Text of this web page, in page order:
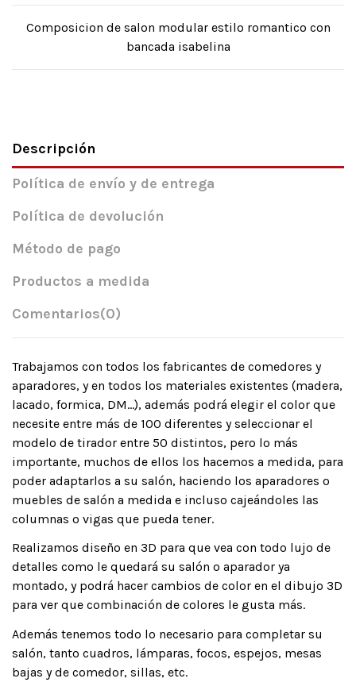
Composicion de salon modular estilo romantico con
bancada isabelina
Descripción
Política de envío y de entrega
Política de devolución
Método de pago
Productos a medida
Comentarios(0)
Trabajamos con todos los fabricantes de comedores y
aparadores, y en todos los materiales existentes (madera,
lacado, formica, DM…), además podrá elegir el color que
necesite entre más de 100 diferentes y seleccionar el
modelo de tirador entre 50 distintos, pero lo más
importante, muchos de ellos los hacemos a medida, para
poder adaptarlos a su salón, haciendo los aparadores o
muebles de salón a medida e incluso cajeándoles las
columnas o vigas que pueda tener.
Realizamos diseño en 3D para que vea con todo lujo de
detalles como le quedará su salón o aparador ya
montado, y podrá hacer cambios de color en el dibujo 3D
para ver que combinación de colores le gusta más.
Además tenemos todo lo necesario para completar su
salón, tanto cuadros, lámparas, focos, espejos, mesas
bajas y de comedor, sillas, etc.